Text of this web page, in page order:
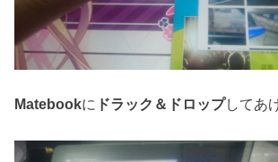
Matebookに ドラック＆ドロップしてあ